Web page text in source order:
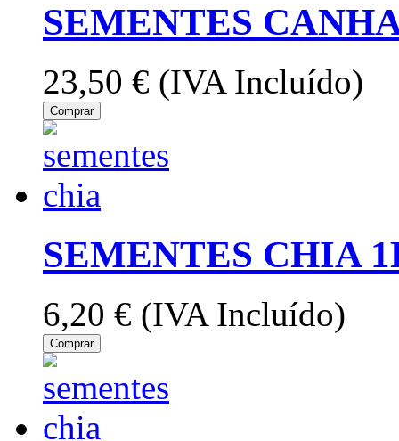
SEMENTES
23,50 € (IVA Incluído)
Comprar
SEMENTES CHIA
6,20 € (IVA Incluído)
Comprar